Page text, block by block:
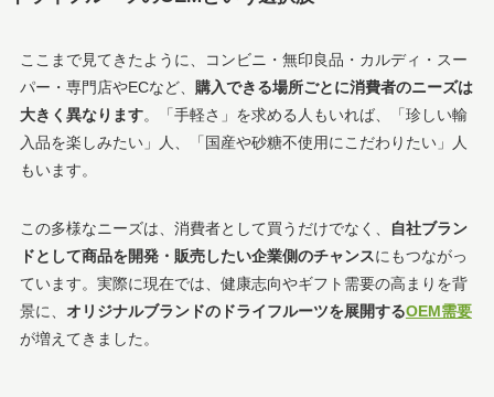
ここまで見てきたように、コンビニ・無印良品・カルディ・スー
パー・専門店やECなど、 購入できる場所ごとに消費者のニーズは
大きく異なります。「手軽さ」を求める人もいれば、「珍しい輸
入品を楽しみたい」人、「国産や砂糖不使用にこだわりたい」人
もいます。
この多様なニーズは、消費者として買うだけでなく、
自社ブラン
ドとして商品を開発・販売したい企業側のチャンスにもつながっ
ています。実際に現在では、健康志向やギフト需要の高まりを背
景に、 オリジナルブランドのドライフルーツを展開するOEM需要
が増えてきました。